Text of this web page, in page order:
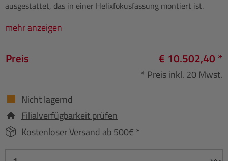
ausgestattet, das in einer Helixfokusfassung montiert ist.
mehr anzeigen
Preis € 10.502,40 *
* Preis inkl. 20 Mwst.
Nicht lagernd
Filialverfügbarkeit prüfen
Kostenloser Versand ab 500€ *